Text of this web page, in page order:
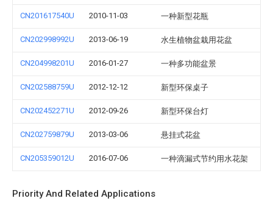
CN201617540U 2010-11-03 一种新型花瓶
CN202998992U 2013-06-19 水生植物盆栽用花盆
CN204998201U 2016-01-27 一种多功能盆景
CN202588759U 2012-12-12 新型环保桌子
CN202452271U 2012-09-26 新型环保台灯
CN202759879U 2013-03-06 悬挂式花盆
CN205359012U 2016-07-06 一种滴漏式节约用水花架
Priority And Related Applications